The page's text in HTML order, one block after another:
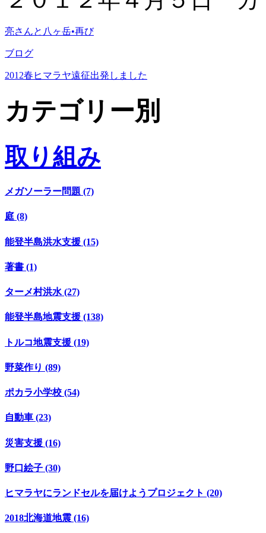
亮さんと八ヶ岳•再び
ブログ
2012春ヒマラヤ遠征出発しました
カテゴリー別
取り組み
メガソーラー問題 (7)
庭 (8)
能登半島洪水支援 (15)
著書 (1)
ターメ村洪水 (27)
能登半島地震支援 (138)
トルコ地震支援 (19)
野菜作り (89)
ポカラ小学校 (54)
自動車 (23)
災害支援 (16)
野口絵子 (30)
ヒマラヤにランドセルを届けようプロジェクト (20)
2018北海道地震 (16)